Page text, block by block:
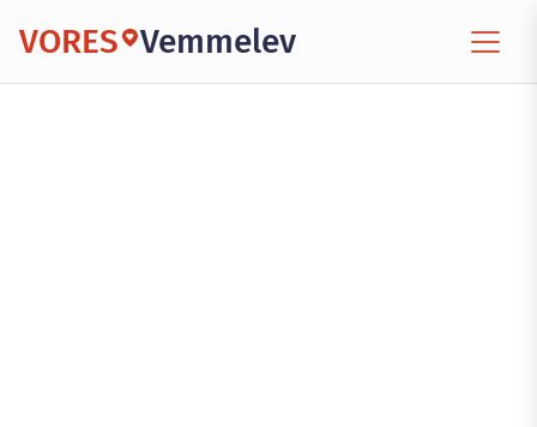
VORES Vemmelev